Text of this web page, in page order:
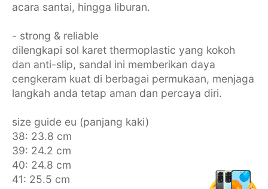
acara santai, hingga liburan.
- strong & reliable
dilengkapi sol karet thermoplastic yang kokoh
dan anti-slip, sandal ini memberikan daya
cengkeram kuat di berbagai permukaan, menjaga
langkah anda tetap aman dan percaya diri.
size guide eu (panjang kaki)
38: 23.8 cm
39: 24.2 cm
40: 24.8 cm
41: 25.5 cm